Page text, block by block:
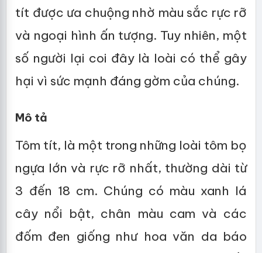
tít được ưa chuộng nhờ màu sắc rực rỡ
và ngoại hình ấn tượng. Tuy nhiên, một
số người lại coi đây là loài có thể gây
hại vì sức mạnh đáng gờm của chúng.
Mô tả
Tôm tít, là một trong những loài tôm bọ
ngựa lớn và rực rỡ nhất, thường dài từ
3 đến 18 cm. Chúng có màu xanh lá
cây nổi bật, chân màu cam và các
đốm đen giống như hoa văn da báo